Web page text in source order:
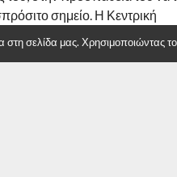
σημείο. Η Κεντρική
το πρωί από μέλος της που
ΕΟΔ από την Κοζάνη. Στο
σελίδα μας. Χρησιμοποιώντας